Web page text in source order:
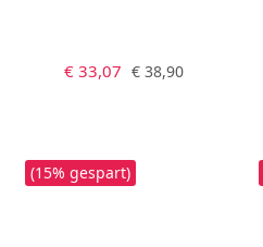
Verkaufspreis:
€ 33,07 Regulärer Preis:
€ 38,90
(15% gespart)